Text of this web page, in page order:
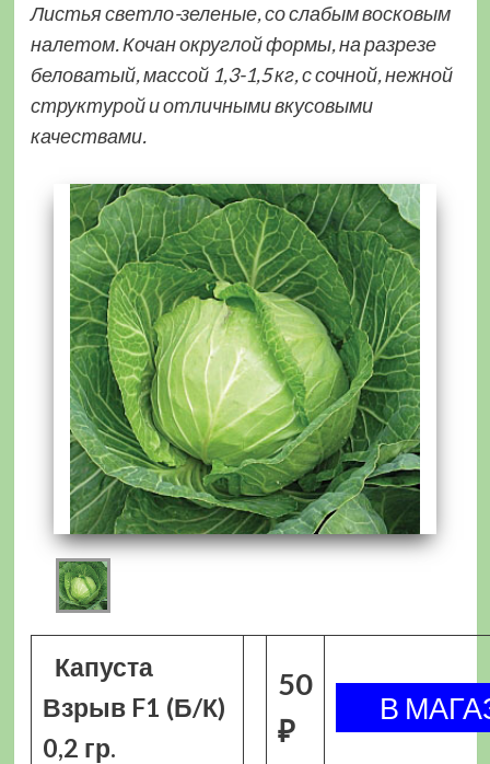
Листья светло-зеленые, со слабым восковым
налетом. Кочан округлой формы, на разрезе
беловатый, массой 1,3-1,5 кг, с сочной, нежной
структурой и отличными вкусовыми
качествами.
Капуста
Взрыв F1 (Б/К)
0,2 гр.
50
₽